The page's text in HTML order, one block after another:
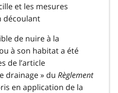
et les mesures
découlant
de nuire à la
à son habitat a été
de l’article
drainage » du Règlement
en application de la